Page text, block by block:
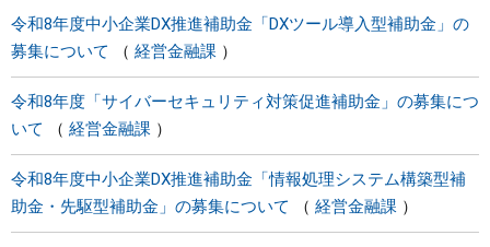
令和8年度中小企業DX推進補助金「DXツール導入型補助金」の
募集について
経営金融課
令和8年度「サイバーセキュリティ対策促進補助金」の募集につ
いて
経営金融課
令和8年度中小企業DX推進補助金「情報処理システム構築型補
助金・先駆型補助金」の募集について
経営金融課